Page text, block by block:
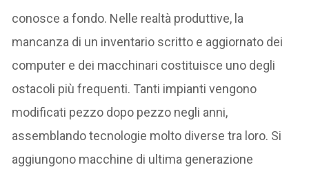
conosce a fondo. Nelle realtà produttive, la
mancanza di un inventario scritto e aggiornato dei
computer e dei macchinari costituisce uno degli
ostacoli più frequenti. Tanti impianti vengono
modificati pezzo dopo pezzo negli anni,
assemblando tecnologie molto diverse tra loro. Si
aggiungono macchine di ultima generazione